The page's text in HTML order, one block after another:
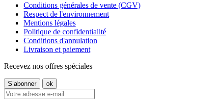
Conditions générales de vente (CGV)
Respect de l'environnement
Mentions légales
Politique de confidentialité
Conditions d'annulation
Livraison et paiement
Recevez nos offres spéciales